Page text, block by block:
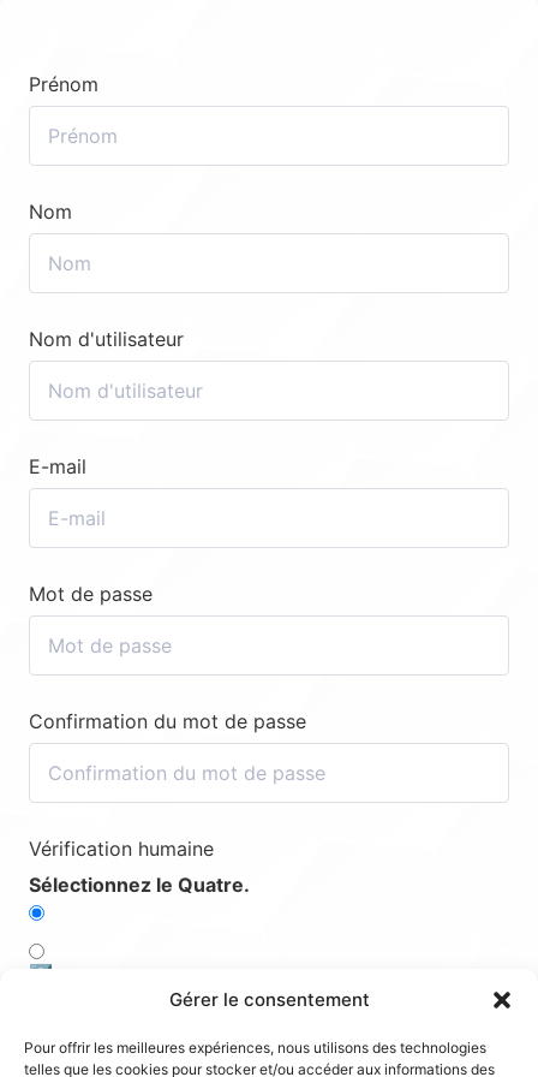
Gérer le consentement
Pour offrir les meilleures expériences, nous utilisons des technologies
telles que les cookies pour stocker et/ou accéder aux informations des
Prénom
Nom
Nom d'utilisateur
E-mail
Mot de passe
Confirmation du mot de passe
Vérification humaine
Sélectionnez le Quatre.
2️⃣